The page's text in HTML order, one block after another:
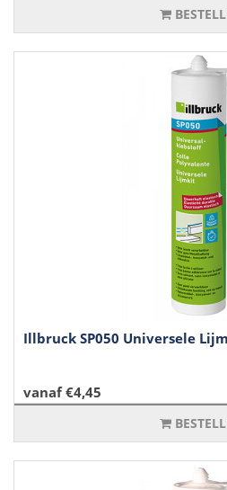
Illbruck SP050 Universele
vanaf €4,45